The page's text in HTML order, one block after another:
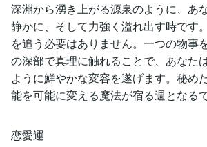
深淵から湧き上がる源泉のように、あ
静かに、そして力強く溢れ出す時です
を追う必要はありません。一つの物事
の深部で真理に触れることで、あなた
ように鮮やかな変容を遂げます。秘め
能を可能に変える魔法が宿る週となる
恋愛運